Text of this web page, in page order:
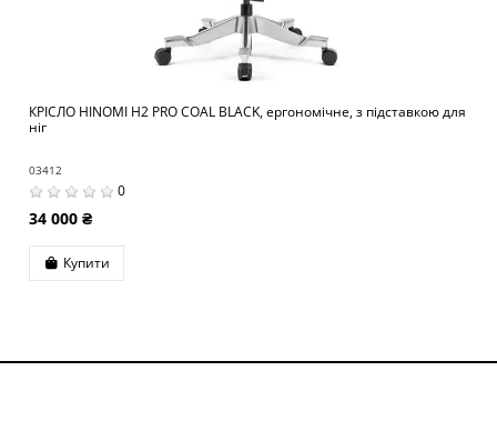
КРІСЛО HINOMI H2 PRO COAL BLACK, ергономічне, з підставкою для
ніг
03412
0
34 000 ₴
Купити